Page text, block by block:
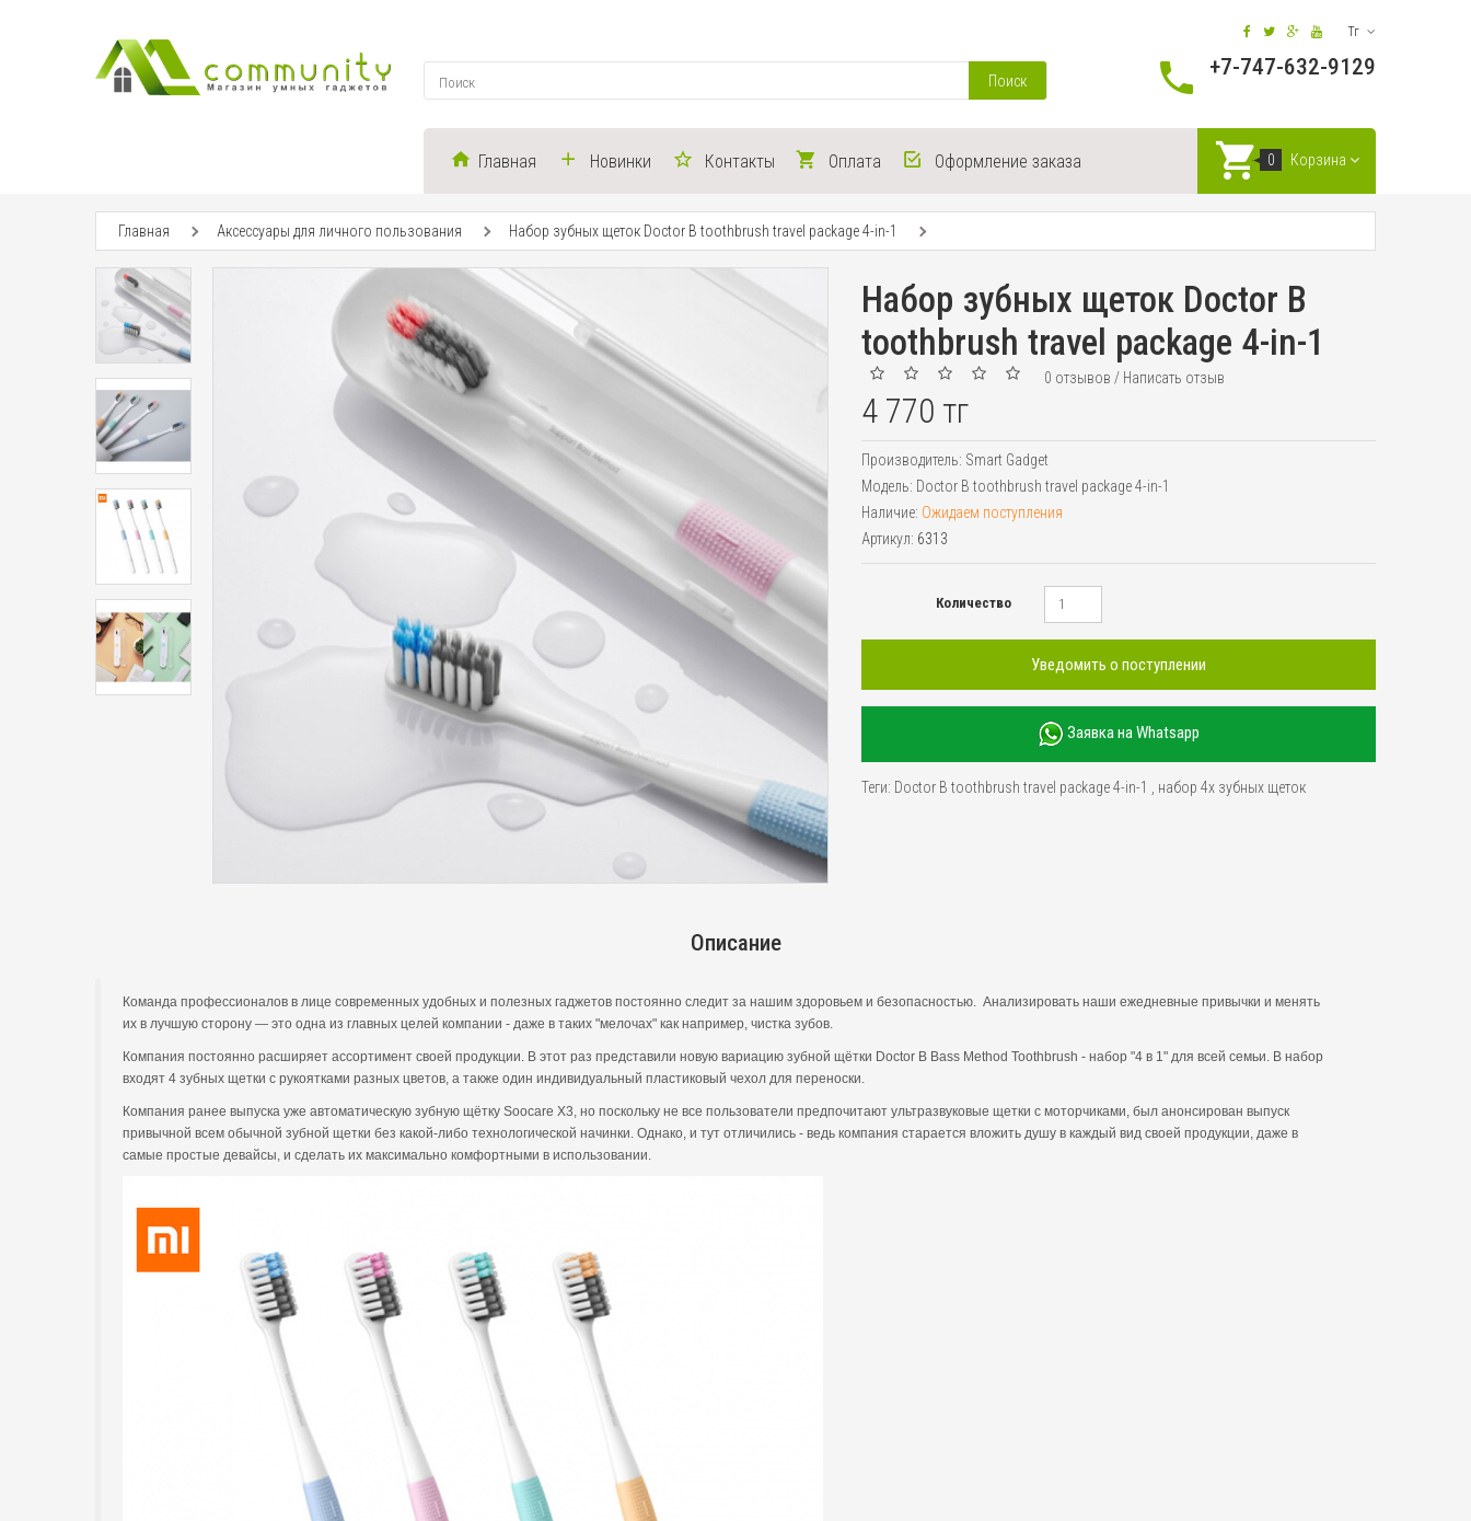
Тг
Поиск
+7-747-632-9129
Главная Новинки Контакты Оплата Оформление заказа 0 Корзина
Главная Аксессуары для личного пользования Набор зубных щеток Doctor B toothbrush travel package 4-in-1
Набор зубных щеток Doctor B
toothbrush travel package 4-in-1
0 отзывов / Написать отзыв
4 770 тг
Производитель: Smart Gadget
Модель: Doctor B toothbrush travel package 4-in-1
Наличие: Ожидаем поступления
Артикул: 6313
Количество
Уведомить о поступлении
Заявка на Whatsapp
Теги: Doctor B toothbrush travel package 4-in-1 набор 4х зубных щеток
Описание
Команда профессионалов в лице современных удобных и полезных гаджетов постоянно следит за нашим здоровьем и безопасностью. Анализировать наши ежедневные привычки и менять
их в лучшую сторону — это одна из главных целей компании - даже в таких "мелочах" как например, чистка зубов.
Компания постоянно расширяет ассортимент своей продукции. В этот раз представили новую вариацию зубной щётки Doctor B Bass Method Toothbrush - набор "4 в 1" для всей семьи. В набор
входят 4 зубных щетки с рукоятками разных цветов, а также один индивидуальный пластиковый чехол для переноски.
Компания ранее выпуска уже автоматическую зубную щётку Soocare X3, но поскольку не все пользователи предпочитают ультразвуковые щетки с моторчиками, был анонсирован выпуск
привычной всем обычной зубной щетки без какой-либо технологической начинки. Однако, и тут отличились - ведь компания старается вложить душу в каждый вид своей продукции, даже в
самые простые девайсы, и сделать их максимально комфортными в использовании.